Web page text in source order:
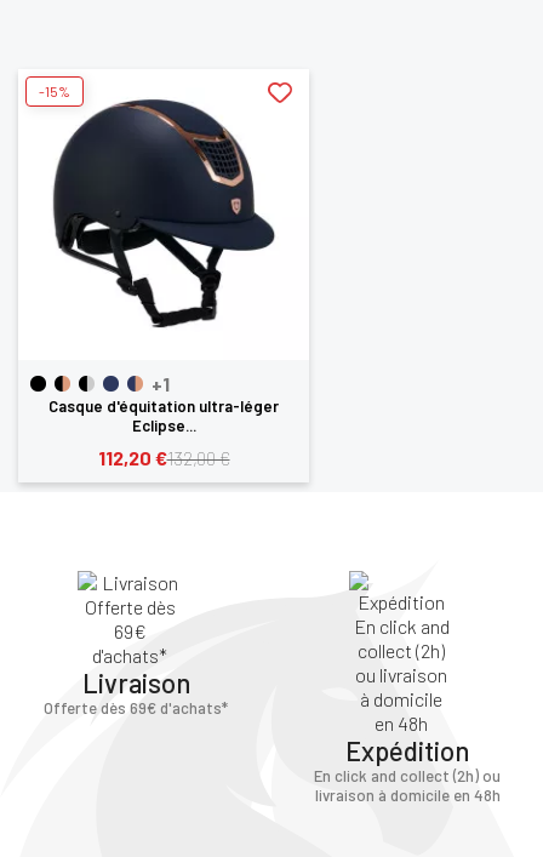
+1
Casque d'équitation ultra-léger
Eclipse...
132,00 €
112,20 €
-15%
Livraison
Offerte dès 69€ d'achats*
Expédition
En click and collect (2h) ou
livraison à domicile en 48h